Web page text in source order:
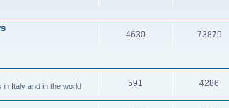
4630 73879
in Italy and in the world
591 4286